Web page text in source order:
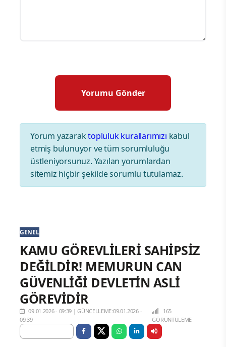
Yorum yazaraktopluluk kurallarımızı kabul
etmiş bulunuyor ve tüm sorumluluğu
üstleniyorsunuz. Yazılan yorumlardan
sitemiz hiçbir şekilde sorumlu tutulamaz.
GENEL
KAMU GÖREVLİLERİ SAHİPSİZ
DEĞİLDİR! MEMURUN CAN
GÜVENLİĞİ DEVLETİN ASLİ
GÖREVİDİR
09.01.2026 - 09:39 |GÜNCELLEME:09.01.2026 -
09:39
165
GÖRÜNTÜLEME